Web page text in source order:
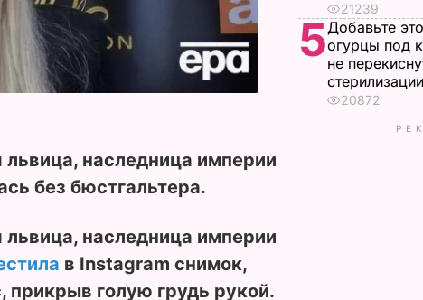
наследница империи
без бюстгальтера.
наследница империи
в Instagram снимок,
прикрыв голую грудь рукой.
21239
5Добавьте
огурцы под
не
стерилизации
20872